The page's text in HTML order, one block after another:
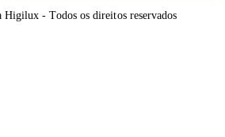
- Todos os direitos reservados